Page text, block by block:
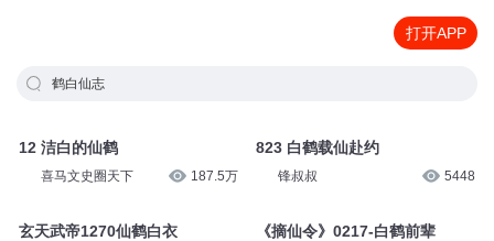
打开APP
鹤白仙志
12 洁白的仙鹤
喜马文史圈天下 187.5万
玄天武帝1270仙鹤白衣
823 白鹤载仙赴约
锋叔叔 5448
《摘仙令》0217-白鹤前辈